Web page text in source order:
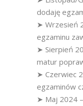
dodaję
➤ Wrzesień
egzaminu
➤ Sierpień
matur
➤ Czerwiec
egzaminów
➤ Maj 2024